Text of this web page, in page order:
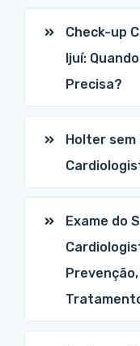
Check-up
Ijuí:
Precisa?
Holter sem
Exame do